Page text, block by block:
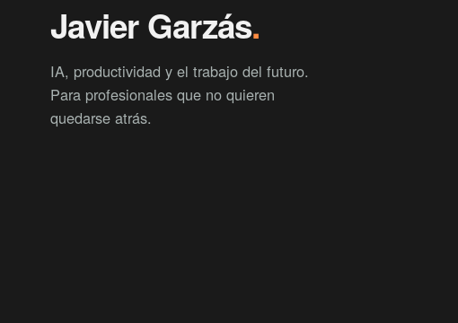
Javier Garzás.
IA, productividad y el trabajo del futuro.
Para profesionales que no quieren
quedarse atrás.